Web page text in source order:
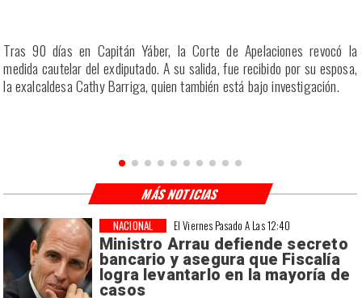
Tras 90 días en Capitán Yáber, la Corte de Apelaciones revocó la
medida cautelar del exdiputado. A su salida, fue recibido por su esposa,
la exalcaldesa Cathy Barriga, quien también está bajo investigación.
El Viernes Pasado A Las 12:40
Ministro Arrau defiende secreto
bancario y asegura que Fiscalía
logra levantarlo en la mayoría de
casos
NACIONAL
MÁS NOTICIAS